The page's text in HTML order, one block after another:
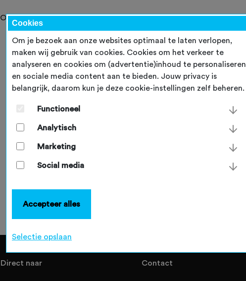
Ons werk
Direct naar Contact
Cookies
Om je bezoek aan onze websites optimaal te laten verlopen,
maken wij gebruik van cookies. Cookies om het verkeer te
analyseren en cookies om (advertentie)inhoud te personaliseren
en sociale media content aan te bieden. Jouw privacy is
belangrijk, daarom kun je deze cookie-instellingen zelf beheren.
Functioneel
Analytisch
Marketing
Social media
Accepteer alles
Selectie opslaan